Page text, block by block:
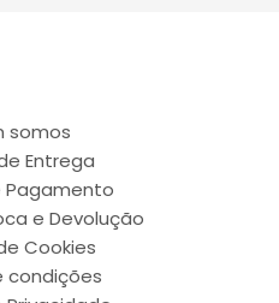
somos
Entrega
Pagamento
e Devolução
Cookies
condições